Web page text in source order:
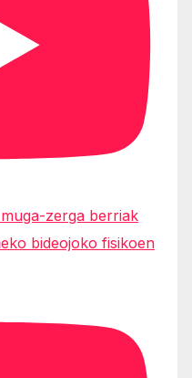
zerga berriak
bideojoko fisikoen